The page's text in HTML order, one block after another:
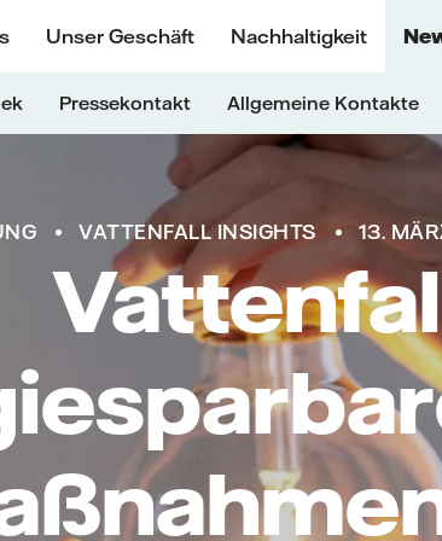
Unser Geschäft Nachhaltigkeit
Pressekontakt Allgemeine Kontakte
VATTENFALL INSIGHTS 13.